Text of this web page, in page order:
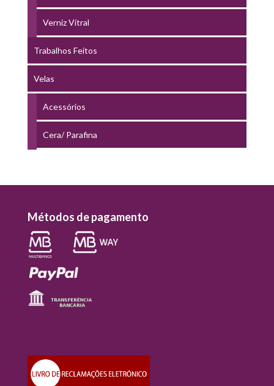
Verniz Vitral
Trabalhos Feitos
Velas
Acessórios
Cera/ Parafina
Métodos de pagamento